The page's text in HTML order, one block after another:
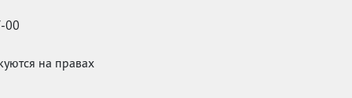
00
на правах